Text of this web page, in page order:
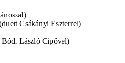
Csákányi Eszterrel)
Bódi László Cipővel)